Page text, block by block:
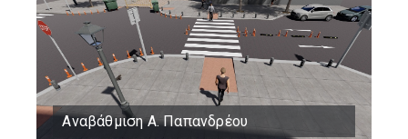
Αναβάθμιση Α. Παπανδρέου